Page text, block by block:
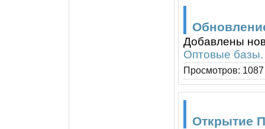
Добавлены
Оптовые базы.
Просмотров:
Открытие